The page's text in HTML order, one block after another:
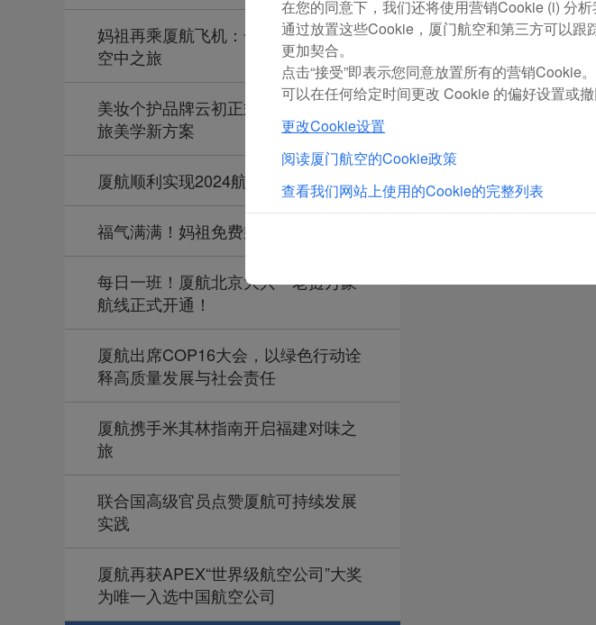
妈祖再乘厦航飞机：一场“神仙”级别的
空中之旅
美妆个护品牌云初正式发布，提供航
旅美学新方案
厦航顺利实现2024航空安全年
福气满满！妈祖免费乘厦航航班进京
每日一班！厦航北京大兴—老挝万象
航线正式开通！
厦航出席COP16大会，以绿色行动诠
释高质量发展与社会责任
厦航携手米其林指南开启福建对味之
旅
联合国高级官员点赞厦航可持续发展
实践
厦航再获APEX“世界级航空公司”大奖
为唯一入选中国航空公司
今年以来，厦航在
万名旅客体验。此次厦
置等难点、痛点，最终
未来，厦航将继续
在您的同意下，我们还将使用营销Cookie (i) 分
通过放置这些Cookie，厦门航空和第三方可以
更加契合。
点击“接受”即表示您同意放置所有的营销Cookie
可以在任何给定时间更改 Cookie 的偏好设置或撤
更改Cookie设置
阅读厦门航空的Cookie政策
查看我们网站上使用的Cookie的完整列表